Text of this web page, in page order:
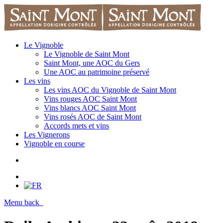
Le Vignoble
Le Vignoble de Saint Mont
Saint Mont, une AOC du Gers
Une AOC au patrimoine préservé
Les vins
Les vins AOC du Vignoble de Saint Mont
Vins rouges AOC Saint Mont
Vins blancs AOC Saint Mont
Vins rosés AOC de Saint Mont
Accords mets et vins
Les Vignerons
Vignoble en course
Menu back